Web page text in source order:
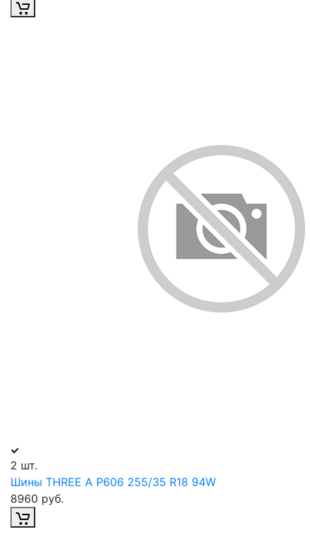
2 шт.
Шины THREE A P606 255/35 R18 94W
8960 руб.